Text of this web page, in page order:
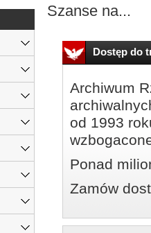
Szanse na...
Dostęp do
Archiwum
od 1993
Ponad
Zamów